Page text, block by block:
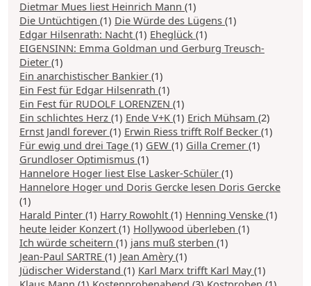
Dietmar Mues liest Heinrich Mann (1)
Die Untüchtigen (1) Die Würde des Lügens (1)
Edgar Hilsenrath: Nacht (1) Eheglück (1)
EIGENSINN: Emma Goldman und Gerburg Treusch-
Dieter (1)
Ein anarchistischer Bankier (1)
Ein Fest für Edgar Hilsenrath (1)
Ein Fest für RUDOLF LORENZEN (1)
Ein schlichtes Herz (1) Ende V+K (1) Erich Mühsam (2)
Ernst Jandl forever (1) Erwin Riess trifft Rolf Becker (1)
Für ewig und drei Tage (1) GEW (1) Gilla Cremer (1)
Grundloser Optimismus (1)
Hannelore Hoger liest Else Lasker-Schüler (1)
Hannelore Hoger und Doris Gercke lesen Doris Gercke
(1)
Harald Pinter (1) Harry Rowohlt (1) Henning Venske (1)
heute leider Konzert (1) Hollywood überleben (1)
Ich würde scheitern (1) jans muß sterben (1)
Jean-Paul SARTRE (1) Jean Amèry(1)
Jüdischer Widerstand (1) Karl Marx trifft Karl May(1)